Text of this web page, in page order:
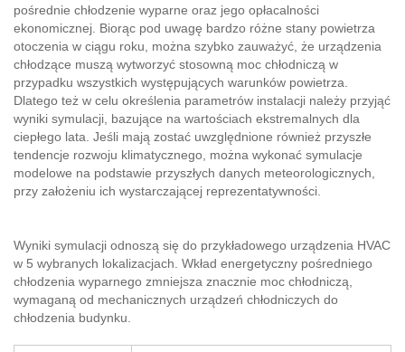
pośrednie chłodzenie wyparne oraz jego opłacalności
ekonomicznej. Biorąc pod uwagę bardzo różne stany powietrza
otoczenia w ciągu roku, można szybko zauważyć, że urządzenia
chłodzące muszą wytworzyć stosowną moc chłodniczą w
przypadku wszystkich występujących warunków powietrza.
Dlatego też w celu określenia parametrów instalacji należy przyjąć
wyniki symulacji, bazujące na wartościach ekstremalnych dla
ciepłego lata. Jeśli mają zostać uwzględnione również przyszłe
tendencje rozwoju klimatycznego, można wykonać symulacje
modelowe na podstawie przyszłych danych meteorologicznych,
przy założeniu ich wystarczającej reprezentatywności.
Wyniki symulacji odnoszą się do przykładowego urządzenia HVAC
w 5 wybranych lokalizacjach. Wkład energetyczny pośredniego
chłodzenia wyparnego zmniejsza znacznie moc chłodniczą,
wymaganą od mechanicznych urządzeń chłodniczych do
chłodzenia budynku.